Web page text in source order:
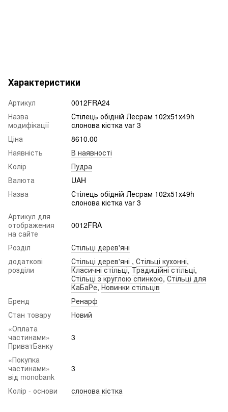
Характеристики
Артикул
0012FRA24
Назва
модифікації
Стілець обідній Лесрам 102х51х49h
слонова кістка var 3
Ціна
8610.00
Наявність
В наявності
Колір
Пудра
Валюта
UAH
Назва
Стілець обідній Лесрам 102х51х49h
слонова кістка var 3
Артикул для
отображения
на сайте
0012FRA
Розділ
Стільці дерев'яні
додаткові
розділи
Стільці дерев'яні , Стільці кухонні,
Класичні стільці,Традиційні стільці,
Стільці з круглою спинкою,Стільці для
КаБаРе,Новинки стільців
Бренд
Ренарф
Стан товару
Новий
«Оплата
частинами»
ПриватБанку
3
«Покупка
частинами»
від monobank
3
Колір - основи слонова кістка